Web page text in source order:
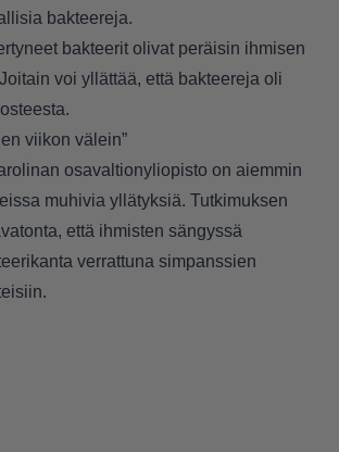
bakteereja.
bakteerit olivat peräisin ihmisen
voi yllättää, että bakteereja oli
viikon välein”
osavaltionyliopisto on aiemmin
muhivia yllätyksiä. Tutkimuksen
että ihmisten sängyssä
verrattuna simpanssien